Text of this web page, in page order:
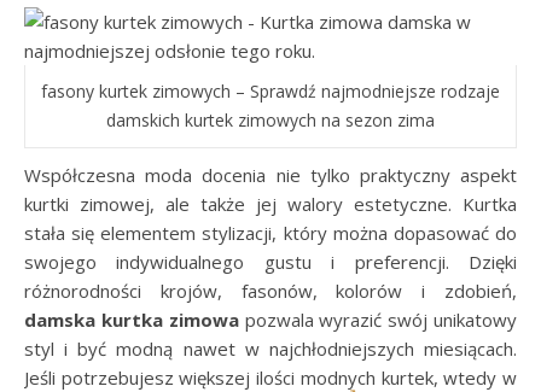
fasony kurtek zimowych – Sprawdź najmodniejsze rodzaje
damskich kurtek zimowych na sezon zima
Współczesna moda docenia nie tylko praktyczny aspekt
kurtki zimowej, ale także jej walory estetyczne. Kurtka
stała się elementem stylizacji, który można dopasować do
swojego indywidualnego gustu i preferencji. Dzięki
różnorodności krojów, fasonów, kolorów i zdobień,
damska kurtka zimowapozwala wyrazić swój unikatowy
styl i być modną nawet w najchłodniejszych miesiącach.
Jeśli potrzebujesz większej ilości modnych kurtek, wtedy w